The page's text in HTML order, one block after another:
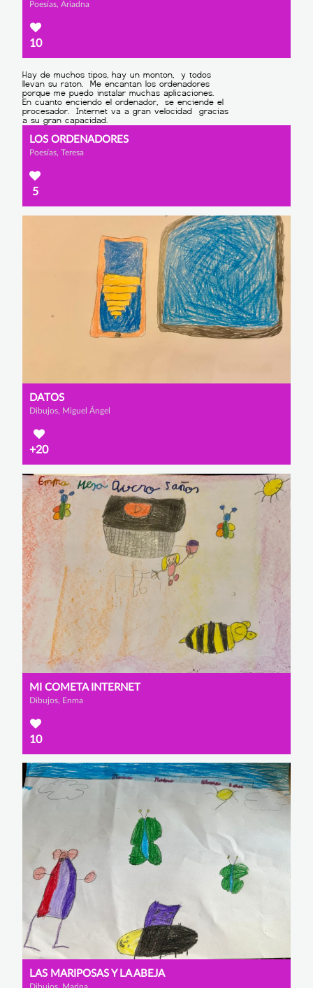
Poesías, Ariadna
10
LOS ORDENADORES
Poesías, Teresa
5
DATOS
Dibujos, Miguel Ángel
+20
MI COMETA INTERNET
Dibujos, Enma
10
LAS MARIPOSAS Y LA ABEJA